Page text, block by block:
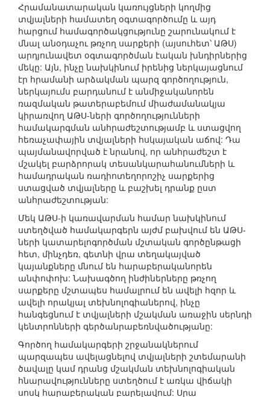
Հրամանատարական կառույցների կողմից
տվյալների համատեղ օգտագործումը և այդ
հարցում համագործակցությունը շարունակում է
մնալ անօդաչու թռչող սարքերի (այսուհետ՝ ԱԹՍ)
արդյունավետ օգտագործման էական խնդիրներից
մեկը: Այն, ինչը նախկինում իրենից ներկայացնում
էր հրամանի արձակման պարզ գործողություն,
ներկայումս բարդանում է անմիջականորեն
ռազմական թատերաբեմում միաժամանակյա
կիրառվող ԱԹՍ-ների գործողությունների
համակարգման անհրաժեշտությամբ և ստացվող
հեռաչափային տվյալների հսկայական աճով: Դա
պայմանավորված է նրանով, որ անհրաժեշտ է
մշակել բարձրորակ տեսանկարահանումների և
համադրական ռադիոտեղորոշիչ սարքերից
ստացված տվյալները և բաշխել դրանք ըստ
անհրաժեշտության:
Մեկ ԱԹՍ-ի կառավարման համար նախկինում
ստեղծված համակարգերն այժմ բախվում են ԱԹՍ-
ների կատարելոգործման մշտական գործընթացի
հետ, մինչդեռ, գետնի վրա տեղակայված
կայանքները մնում են հարաբերականորեն
անփոփոխ: Նախագծող ինժիներները թռչող
սարքերը մշտապես համալրում են ավելի հզոր և
ավելի որակյալ տեխնոլոգիաներով, ինչը
հանգեցնում է տվյալների մշակման առաջին սերնդի
կենտրոնների գերծանրաբեռնվածությանը:
Գործող համակարգերի շրջանակներում
պարզապես ավելացնելով տվյալների շտեմարանի
ծավալը կամ դրանց մշակման տեխնոլոգիական
հնարավությունները ստեղծում է առկա վիճակի
սոսկ հարաբերական բարելավում: Սրա